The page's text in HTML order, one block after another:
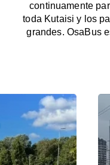
continuamente
toda Kutaisi y los
grandes. OsaBus